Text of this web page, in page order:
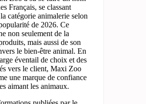
Français, se classant
catégorie animalerie selon
de 2026. Ce
non seulement de la
mais aussi de son
le bien-être animal. En
éventail de choix et des
vers le client, Maxi Zoo
une marque de confiance
aimant les animaux.